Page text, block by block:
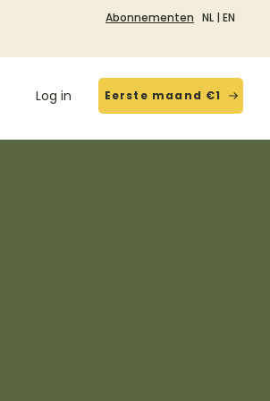
Abonnementen NL | EN
Log in Eerste maand €1